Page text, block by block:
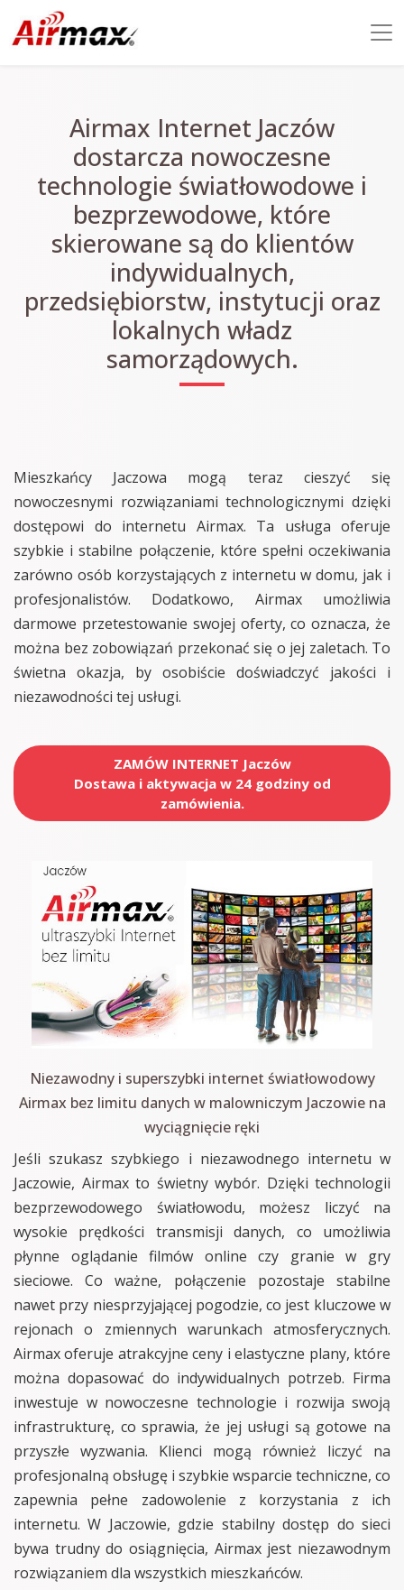
Airmax Internet Jaczów
dostarcza nowoczesne
technologie światłowodowe i
bezprzewodowe, które
skierowane są do klientów
indywidualnych,
przedsiębiorstw, instytucji oraz
lokalnych władz
samorządowych.
Mieszkańcy Jaczowa mogą teraz cieszyć się
nowoczesnymi rozwiązaniami technologicznymi dzięki
dostępowi do internetu Airmax. Ta usługa oferuje
szybkie i stabilne połączenie, które spełni oczekiwania
zarówno osób korzystających z internetu w domu, jak i
profesjonalistów. Dodatkowo, Airmax umożliwia
darmowe przetestowanie swojej oferty, co oznacza, że
można bez zobowiązań przekonać się o jej zaletach. To
świetna okazja, by osobiście doświadczyć jakości i
niezawodności tej usługi.
ZAMÓW INTERNET Jaczów
Dostawa i aktywacja w 24 godziny od
zamówienia.
Niezawodny i superszybki internet światłowodowy
Airmax bez limitu danych w malowniczym Jaczowie na
wyciągnięcie ręki
Jeśli szukasz szybkiego i niezawodnego internetu w
Jaczowie, Airmax to świetny wybór. Dzięki technologii
bezprzewodowego światłowodu, możesz liczyć na
wysokie prędkości transmisji danych, co umożliwia
płynne oglądanie filmów online czy granie w gry
sieciowe. Co ważne, połączenie pozostaje stabilne
nawet przy niesprzyjającej pogodzie, co jest kluczowe w
rejonach o zmiennych warunkach atmosferycznych.
Airmax oferuje atrakcyjne ceny i elastyczne plany, które
można dopasować do indywidualnych potrzeb. Firma
inwestuje w nowoczesne technologie i rozwija swoją
infrastrukturę, co sprawia, że jej usługi są gotowe na
przyszłe wyzwania. Klienci mogą również liczyć na
profesjonalną obsługę i szybkie wsparcie techniczne, co
zapewnia pełne zadowolenie z korzystania z ich
internetu. W Jaczowie, gdzie stabilny dostęp do sieci
bywa trudny do osiągnięcia, Airmax jest niezawodnym
rozwiązaniem dla wszystkich mieszkańców.